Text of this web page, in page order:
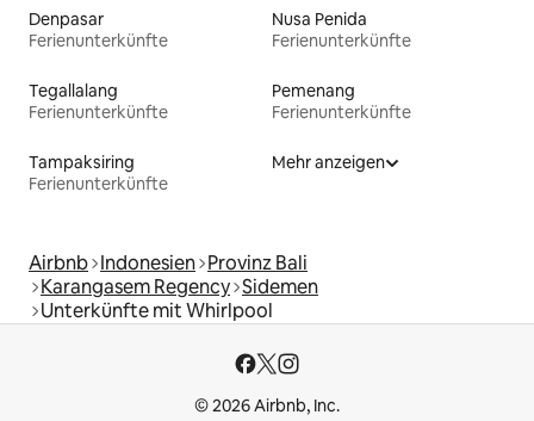
Denpasar
Ferienunterkünfte
Nusa Penida
Ferienunterkünfte
Tegallalang
Ferienunterkünfte
Pemenang
Ferienunterkünfte
Tampaksiring
Ferienunterkünfte
Mehr anzeigen
Airbnb Indonesien Provinz Bali
Karangasem Regency Sidemen
Unterkünfte mit Whirlpool
© 2026 Airbnb, Inc.